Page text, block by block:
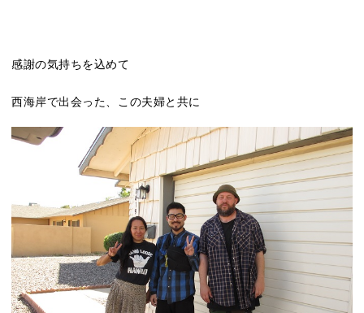
感謝の気持ちを込めて
西海岸で出会った、この夫婦と共に